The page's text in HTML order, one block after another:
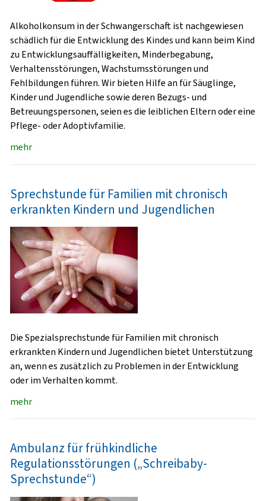
Alkoholkonsum in der Schwangerschaft ist nachgewiesen
schädlich für die Entwicklung des Kindes und kann beim Kind
zu Entwicklungsauffälligkeiten, Minderbegabung,
Verhaltensstörungen, Wachstumsstörungen und
Fehlbildungen führen. Wir bieten Hilfe an für Säuglinge,
Kinder und Jugendliche sowie deren Bezugs- und
Betreuungspersonen, seien es die leiblichen Eltern oder eine
Pflege- oder Adoptivfamilie.
mehr
Sprechstunde für Familien mit chronisch
erkrankten Kindern und Jugendlichen
Die Spezialsprechstunde für Familien mit chronisch
erkrankten Kindern und Jugendlichen bietet Unterstützung
an, wenn es zusätzlich zu Problemen in der Entwicklung
oder im Verhalten kommt.
mehr
Ambulanz für frühkindliche
Regulationsstörungen („Schreibaby-
Sprechstunde“)